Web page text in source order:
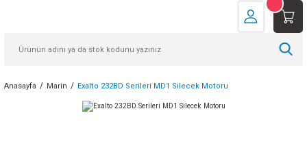
Anasayfa Marin Exalto 232BD Serileri MD1 Silecek Motoru